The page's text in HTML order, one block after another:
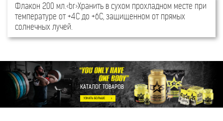
Флакон 200 мл.<br>Хранить в сухом прохладном месте при
температуре от +4С до +6С, защищенном от прямых
солнечных лучей.
КАТАЛОГ ТОВАРОВ